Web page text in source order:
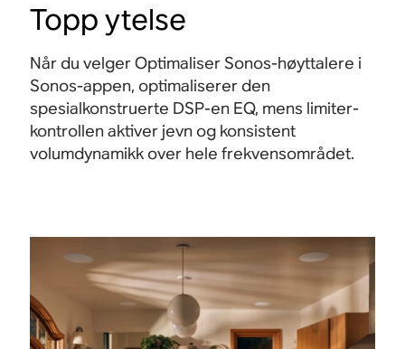
Topp ytelse
Når du velger Optimaliser Sonos-høyttalere i
Sonos-appen, optimaliserer den
spesialkonstruerte DSP-en EQ, mens limiter-
kontrollen aktiver jevn og konsistent
volumdynamikk over hele frekvensområdet.